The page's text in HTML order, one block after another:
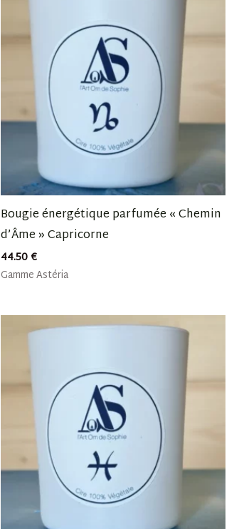
Bougie énergétique parfumée « Chemin
d’Âme » Capricorne
44.50€
Gamme Astéria